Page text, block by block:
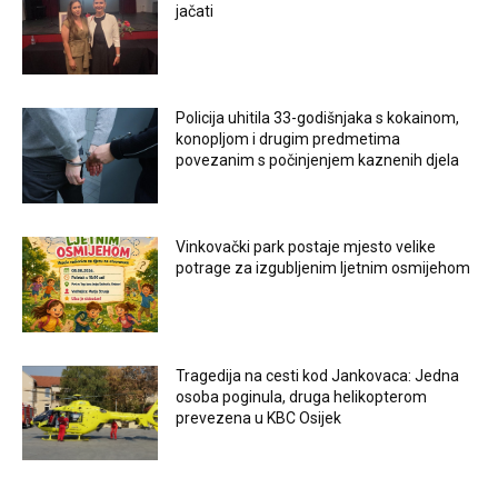
jačati
Policija uhitila 33-godišnjaka s kokainom,
konopljom i drugim predmetima
povezanim s počinjenjem kaznenih djela
Vinkovački park postaje mjesto velike
potrage za izgubljenim ljetnim osmijehom
Tragedija na cesti kod Jankovaca: Jedna
osoba poginula, druga helikopterom
prevezena u KBC Osijek